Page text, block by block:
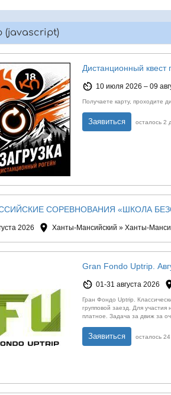
(javascript)
Дистанционный квест
10 июля 2026 – 09
Получаете карту, проходите
Заявиться осталось 2
СОРЕВНОВАНИЯ «ШКОЛА
2026 Ханты-Мансийский » Ханты-
Gran Fondo Uptrip.
01-31 августа 2026
Гран Фондо Uptrip.
групповой заезд. Для участия
платное. Задача за движ за
Заявиться осталось